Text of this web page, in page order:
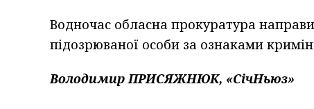
Водночас обласна прокуратура
підозрюваної особи за ознаками
Володимир ПРИСЯЖНЮК, «СічНьюз»